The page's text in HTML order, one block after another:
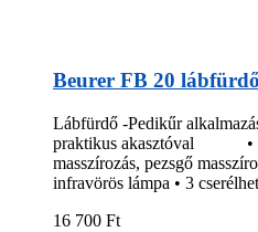
Beurer FB 20
Lábfürdő -Pedikűr
praktikus akasztóval • 3
masszírozás, pezsgő
infravörös lámpa • 3
16 700 Ft